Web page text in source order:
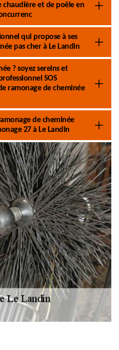
chaudière et de poêle en
qui propose à ses
pas cher à Le Landin
? soyez sereins et
SOS
ramonage de cheminée
de cheminée
27 à Le Landin